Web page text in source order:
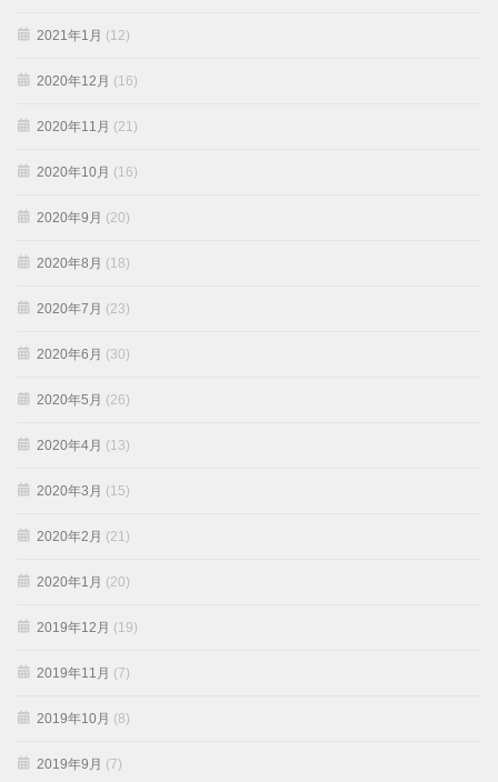
2021年1月 (12)
2020年12月 (16)
2020年11月 (21)
2020年10月 (16)
2020年9月 (20)
2020年8月 (18)
2020年7月 (23)
2020年6月 (30)
2020年5月 (26)
2020年4月 (13)
2020年3月 (15)
2020年2月 (21)
2020年1月 (20)
2019年12月 (19)
2019年11月 (7)
2019年10月 (8)
2019年9月 (7)